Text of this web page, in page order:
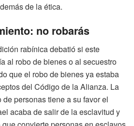
de la ética.
no robarás
rabínica debatió si este
al robo de bienes o al secuestro
que el robo de bienes ya estaba
del Código de la Alianza. La
personas tiene a su favor el
acaba de salir de la esclavitud y